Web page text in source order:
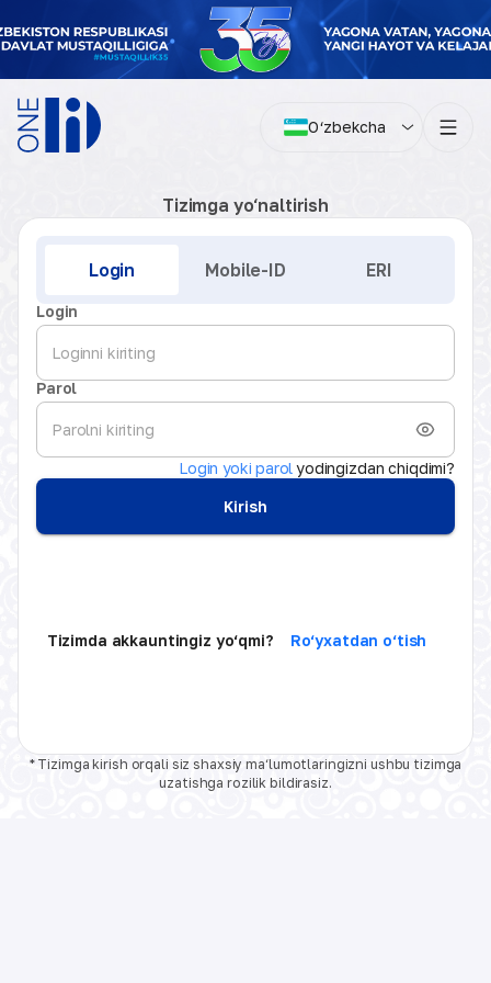
O‘zbekcha
Tizimga yo‘naltirish
Login Mobile-ID ERI
Login
Parol
Login yoki parolyodingizdan chiqdimi?
Kirish
Tizimda akkauntingiz yo‘qmi? Ro‘yxatdan o‘tish
* Tizimga kirish orqali siz shaxsiy ma‘lumotlaringizni ushbu tizimga
uzatishga rozilik bildirasiz.